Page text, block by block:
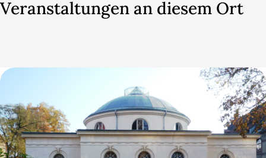
Veranstaltungen an diesem Ort